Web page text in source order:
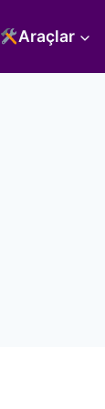
Araçlar